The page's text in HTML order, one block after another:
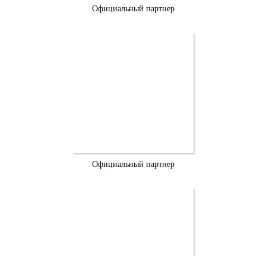
Официальный партнер
Официальный партнер